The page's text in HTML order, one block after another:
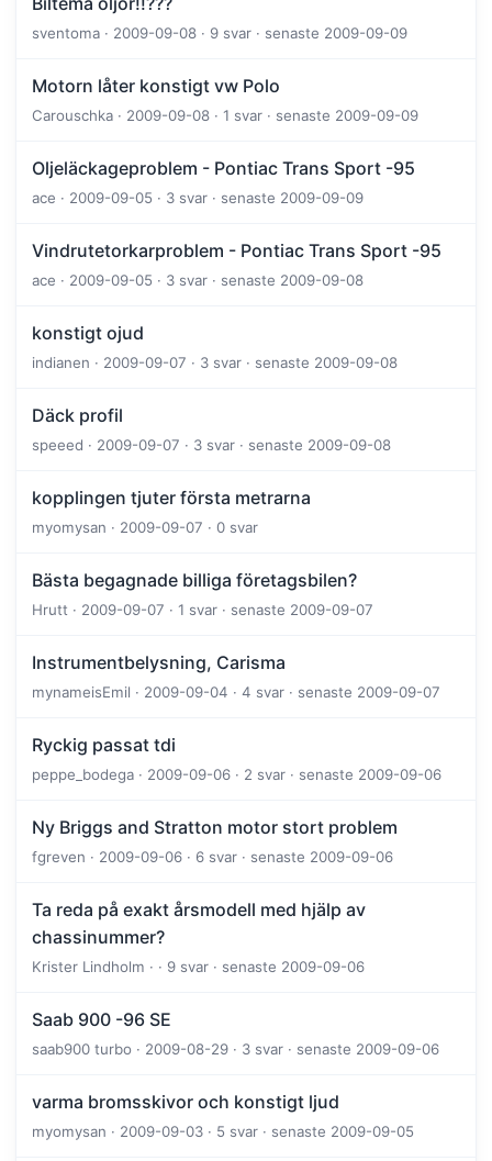
sventoma · 2009-09-08 · 9 svar · senaste 2009-09-09
Motorn låter konstigt vw Polo
Carouschka · 2009-09-08 · 1 svar · senaste 2009-09-09
Oljeläckageproblem - Pontiac Trans Sport -95
ace · 2009-09-05 · 3 svar · senaste 2009-09-09
Vindrutetorkarproblem - Pontiac Trans Sport -95
ace · 2009-09-05 · 3 svar · senaste 2009-09-08
konstigt ojud
indianen · 2009-09-07 · 3 svar · senaste 2009-09-08
Däck profil
speeed · 2009-09-07 · 3 svar · senaste 2009-09-08
kopplingen tjuter första metrarna
myomysan · 2009-09-07 · 0 svar
Bästa begagnade billiga företagsbilen?
Hrutt · 2009-09-07 · 1 svar · senaste 2009-09-07
Instrumentbelysning, Carisma
mynameisEmil · 2009-09-04 · 4 svar · senaste 2009-09-07
Ryckig passat tdi
peppe_bodega · 2009-09-06 · 2 svar · senaste 2009-09-06
Ny Briggs and Stratton motor stort problem
fgreven · 2009-09-06 · 6 svar · senaste 2009-09-06
Ta reda på exakt årsmodell med hjälp av
chassinummer?
Krister Lindholm · · 9 svar · senaste 2009-09-06
Saab 900 -96 SE
saab900 turbo · 2009-08-29 · 3 svar · senaste 2009-09-06
varma bromsskivor och konstigt ljud
myomysan · 2009-09-03 · 5 svar · senaste 2009-09-05